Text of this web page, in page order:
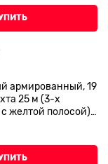
армированный, 19
25 м (3-х
желтой полосой)